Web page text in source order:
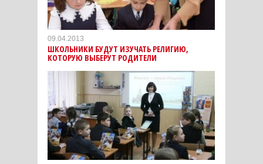
09.04.2013
ШКОЛЬНИКИ БУДУТ ИЗУЧАТЬ РЕЛИГИЮ,
КОТОРУЮ ВЫБЕРУТ РОДИТЕЛИ